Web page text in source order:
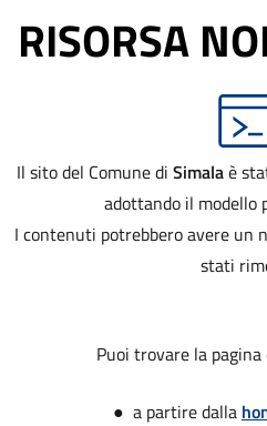
RISORSA
Il sito del Comune di Simalaè
adottando il modello
I contenuti potrebbero avere un
stati
Puoi trovare la
● a partire dalla